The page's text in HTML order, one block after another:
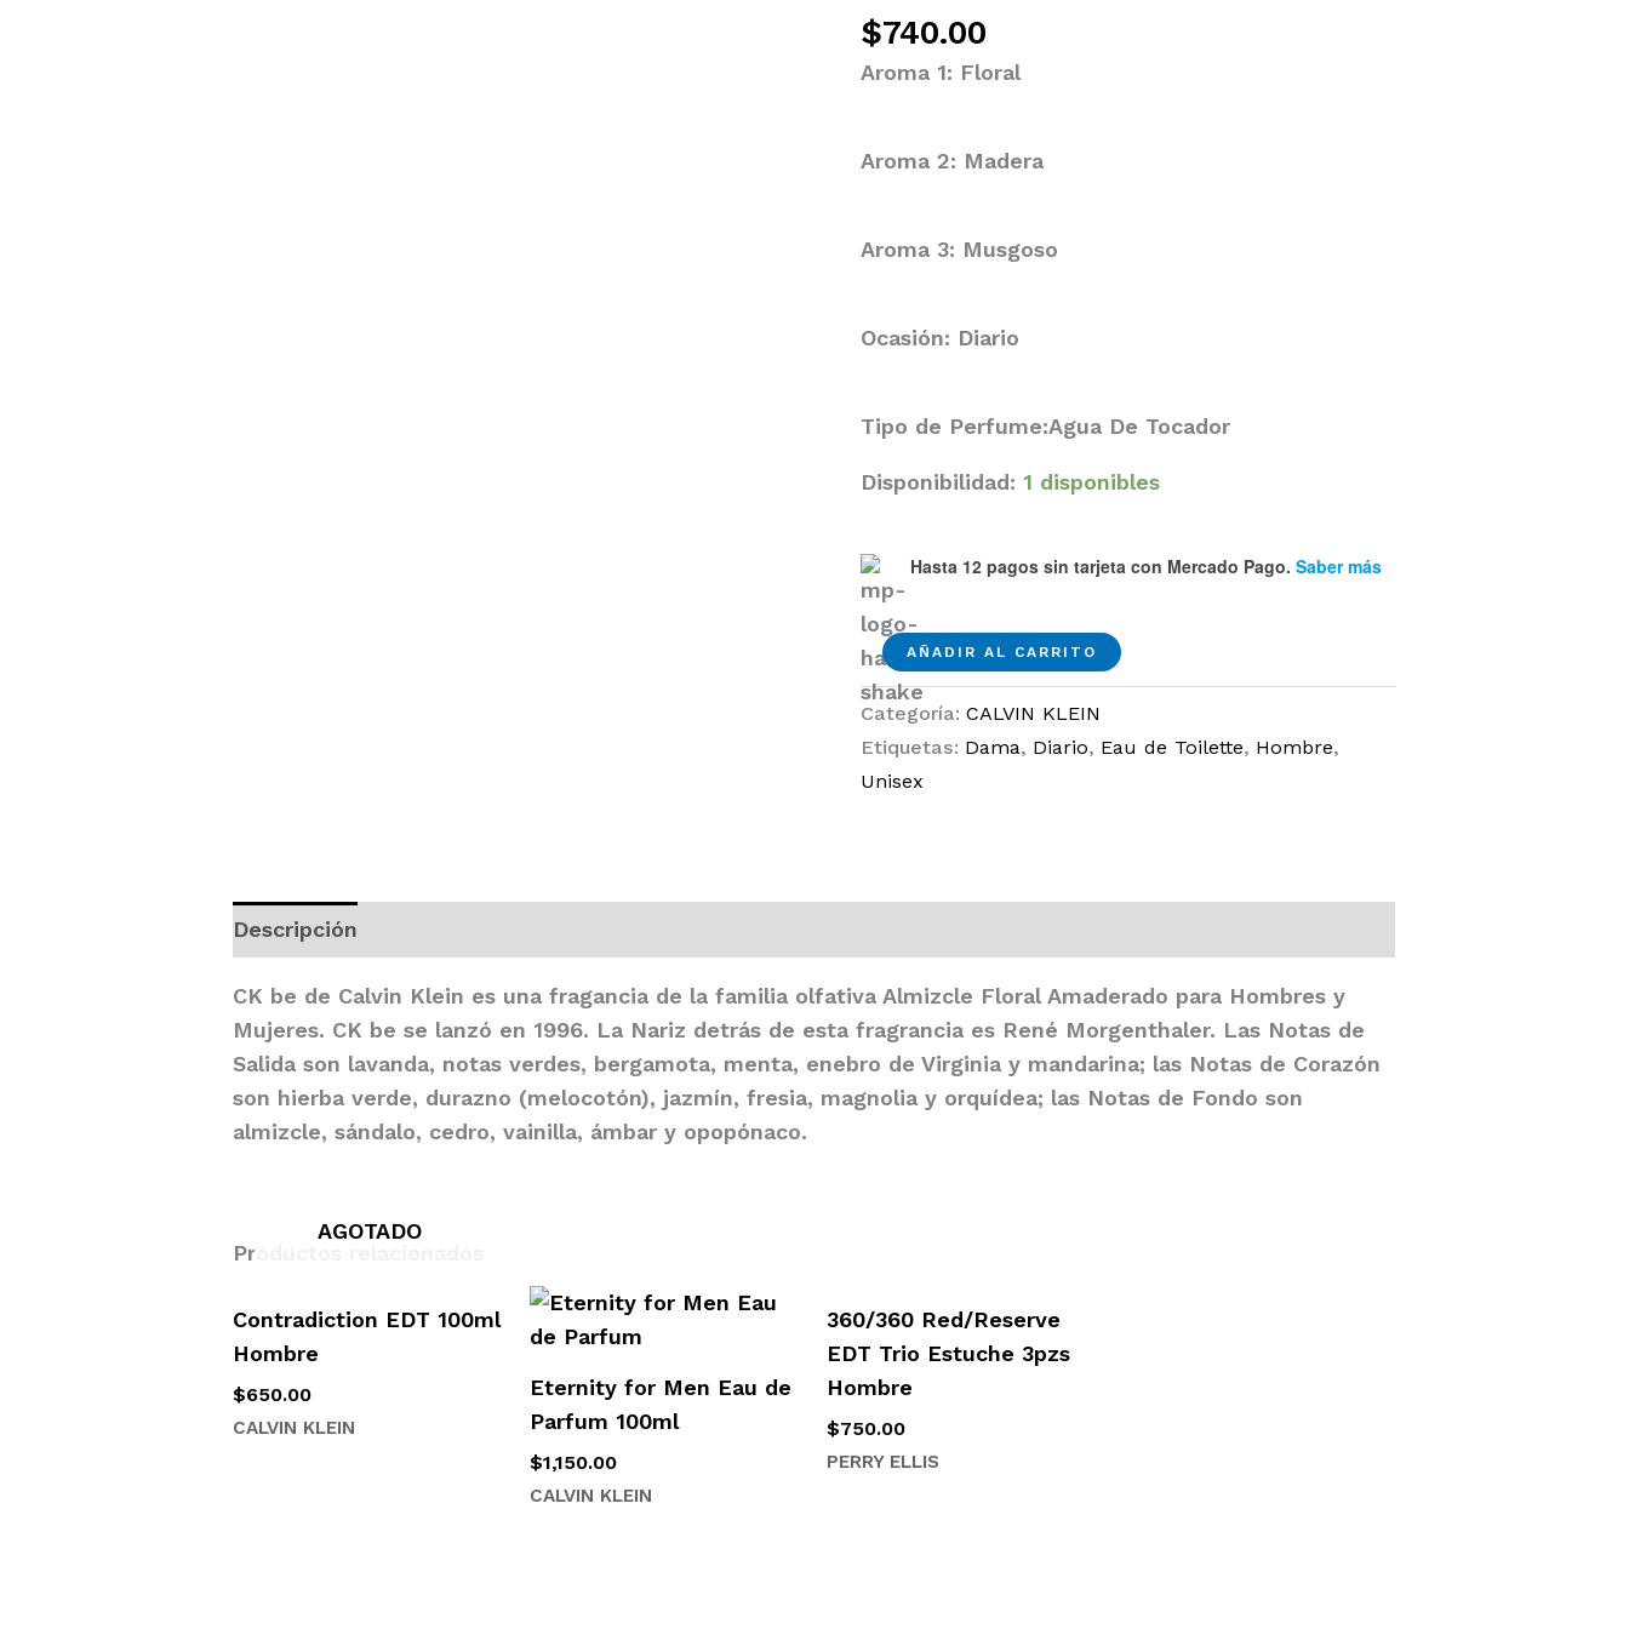
$740.00
Aroma 1: Floral
Aroma 2: Madera
Aroma 3: Musgoso
Ocasión: Diario
Tipo de Perfume:Agua De Tocador
Disponibilidad: 1 disponibles
Hasta 12 pagos sin tarjeta con Mercado Pago. Saber más
Ck
Be
Agua
de
tocador
AÑADIR AL CARRITO
Categoría:CALVIN KLEIN
Etiquetas: Dama, Diario, Eau de Toilette, Hombre,
Unisex
Descripción
CK be de Calvin Klein es una fragancia de la familia olfativa Almizcle Floral Amaderado para Hombres y
Mujeres. CK be se lanzó en 1996. La Nariz detrás de esta fragrancia es René Morgenthaler. Las Notas de
Salida son lavanda, notas verdes, bergamota, menta, enebro de Virginia y mandarina; las Notas de Corazón
son hierba verde, durazno (melocotón), jazmín, fresia, magnolia y orquídea; las Notas de Fondo son
almizcle, sándalo, cedro, vainilla, ámbar y opopónaco.
Productos relacionados
AGOTADO
Contradiction EDT 100ml
Hombre
$650.00
CALVIN KLEIN
Eternity for Men Eau de
Parfum 100ml
$1,150.00
CALVIN KLEIN
360/360 Red/Reserve
EDT Trio Estuche 3pzs
Hombre
$750.00
PERRY ELLIS